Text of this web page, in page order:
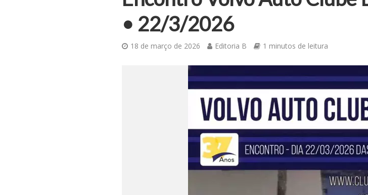
• 22/3/2026
18 de março de 2026 Editoria B 1 minutos de leitura